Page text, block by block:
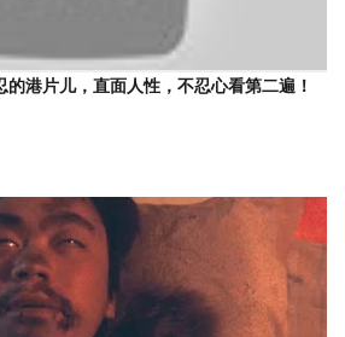
的港片儿，直面人性，不忍心看第二遍！